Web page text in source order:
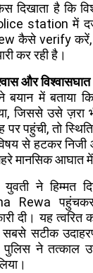
है कि
station में
कैसे verify करें,
कर रही है।
और विश्वासघात
बयान में बताया
जिससे उसे
पर पहुंची, तो
से हटकर
मानसिक आघात में
ने हिम्मत
Rewa पहुंचकर
दी। यह त्वरित
सबसे सटीक
पुलिस ने तत्काल